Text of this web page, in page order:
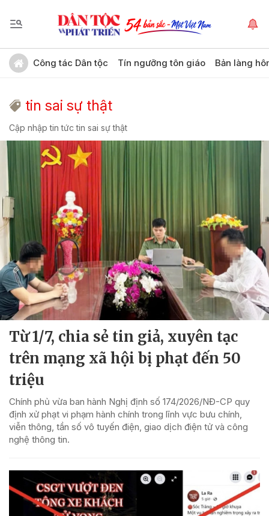
Công tác Dân tộc Tín ngưỡng tôn giáo Bản làng
tin sai sự thật
Cập nhập tin tức tin sai sự thật
Từ 1/7, chia sẻ tin giả, xuyên tạc
trên mạng xã hội bị phạt đến 50
triệu
Chính phủ vừa ban hành Nghị định số 174/2026/NĐ-CP quy
định xử phạt vi phạm hành chính trong lĩnh vực bưu chính,
viễn thông, tần số vô tuyến điện, giao dịch điện tử và công
nghệ thông tin.